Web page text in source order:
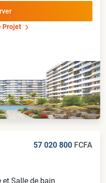
Projet
57 020 800 FCFA
et Salle de bain